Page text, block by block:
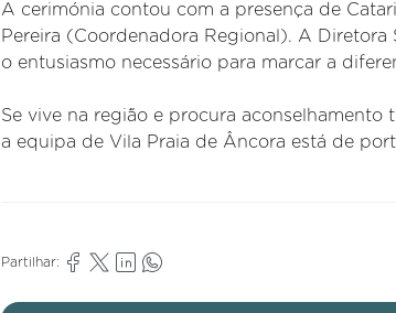
A cerimónia contou com a presença de
Pereira (Coordenadora Regional). A
o entusiasmo necessário para marcar a
Se vive na região e procura
a equipa de Vila Praia de Âncora está de
Partilhar: